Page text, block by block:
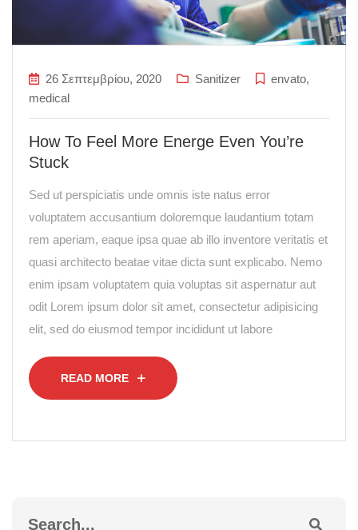
26 Σεπτεμβρίου, 2020 Sanitizer envato,
medical
How To Feel More Energe Even You’re
Stuck
Sed ut perspiciatis unde omnis iste natus error
voluptatem accusantium doloremque laudantium totam
rem aperiam, eaque ipsa quae ab illo inventore veritatis et
quasi architecto beatae vitae dicta sunt explicabo. Nemo
enim ipsam voluptatem quia voluptas sit aspernatur aut
odit Lorem ipsum dolor sit amet, consectetur adipisicing
elit, sed do eiusmod tempor incididunt ut labore
READ MORE